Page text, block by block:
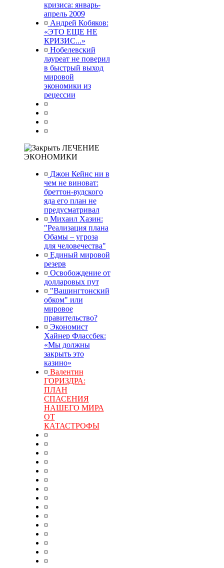
кризиса: январь-
апрель 2009
¤ Андрей Кобяков:
«ЭТО ЕЩЕ НЕ
КРИЗИС...»
¤ Нобелевский
лауреат не поверил
в быстрый выход
мировой
экономики из
рецессии
¤
¤
¤
¤
ЛЕЧЕНИЕ
ЭКОНОМИКИ
¤ Джон Кейнс ни в
чем не виноват:
бреттон-вудского
яда его план не
предусматривал
¤ Михаил Хазин:
"Реализация плана
Обамы – угроза
для человечества"
¤ Единый мировой
резерв
¤ Освобождение от
долларовых пут
¤ "Вашингтонский
обком" или
мировое
правительство?
¤ Экономист
Хайнер Флассбек:
«Мы должны
закрыть это
казино»
¤ Валентин
ГОРИЗДРА:
ПЛАН
СПАСЕНИЯ
НАШЕГО МИРА
ОТ
КАТАСТРОФЫ
¤
¤
¤
¤
¤
¤
¤
¤
¤
¤
¤
¤
¤
¤
¤